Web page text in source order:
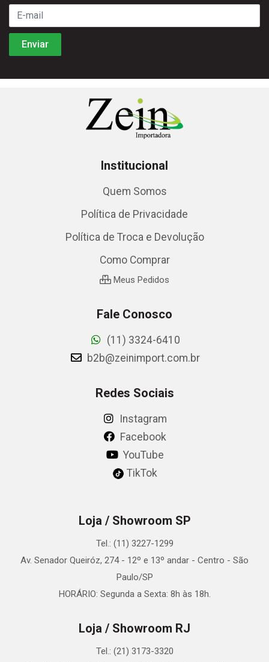
Institucional
Quem Somos
Política de Privacidade
Política de Troca e Devolução
Como Comprar
Meus Pedidos
Fale Conosco
(11) 3324-6410
b2b@zeinimport.com.br
Redes Sociais
Instagram
Facebook
YouTube
TikTok
Loja / Showroom SP
Tel.: (11) 3227-1299
Av. Senador Queiróz, 274 - 12º e 13º andar - Centro - São
Paulo/SP
HORÁRIO: Segunda a Sexta: 8h às 18h.
Loja / Showroom RJ
Tel.: (21) 3173-3320